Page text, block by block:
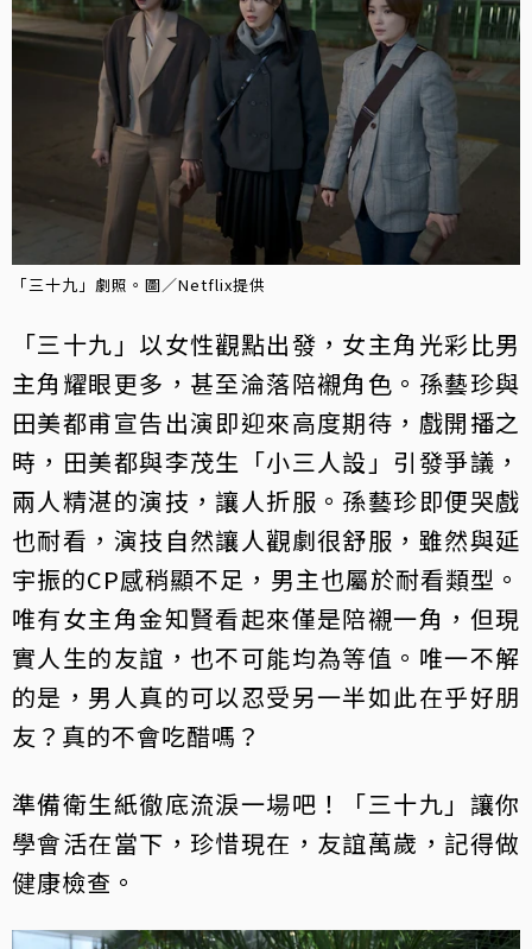
「三十九」劇照。圖／Netflix提供
「三十九」以女性觀點出發，女主角光彩比男
主角耀眼更多，甚至淪落陪襯角色。孫藝珍與
田美都甫宣告出演即迎來高度期待，戲開播之
時，田美都與李茂生「小三人設」引發爭議，
兩人精湛的演技，讓人折服。孫藝珍即便哭戲
也耐看，演技自然讓人觀劇很舒服，雖然與延
宇振的CP感稍顯不足，男主也屬於耐看類型。
唯有女主角金知賢看起來僅是陪襯一角，但現
實人生的友誼，也不可能均為等值。唯一不解
的是，男人真的可以忍受另一半如此在乎好朋
友？真的不會吃醋嗎？
準備衛生紙徹底流淚一場吧！「三十九」讓你
學會活在當下，珍惜現在，友誼萬歲，記得做
健康檢查。